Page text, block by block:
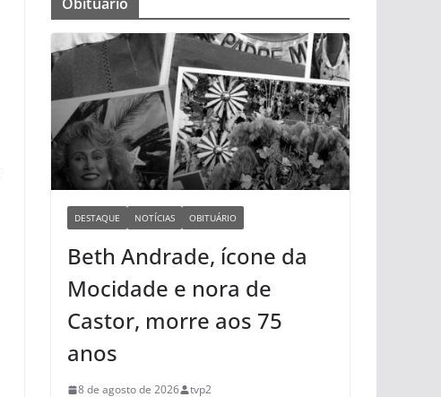
DESTAQUE NOTÍCIAS OBITUÁRIO
Beth Andrade, ícone da
Mocidade e nora de
Castor, morre aos 75
anos
8 de agosto de 2026 tvp2